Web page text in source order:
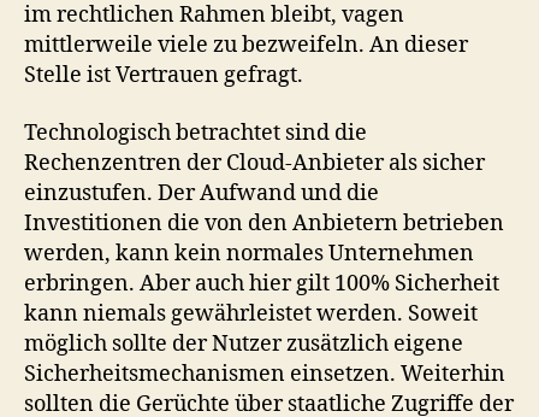
im rechtlichen Rahmen bleibt, vagen
mittlerweile viele zu bezweifeln. An dieser
Stelle ist Vertrauen gefragt.
Technologisch betrachtet sind die
Rechenzentren der Cloud-Anbieter als sicher
einzustufen. Der Aufwand und die
Investitionen die von den Anbietern betrieben
werden, kann kein normales Unternehmen
erbringen. Aber auch hier gilt 100% Sicherheit
kann niemals gewährleistet werden. Soweit
möglich sollte der Nutzer zusätzlich eigene
Sicherheitsmechanismen einsetzen. Weiterhin
sollten die Gerüchte über staatliche Zugriffe der